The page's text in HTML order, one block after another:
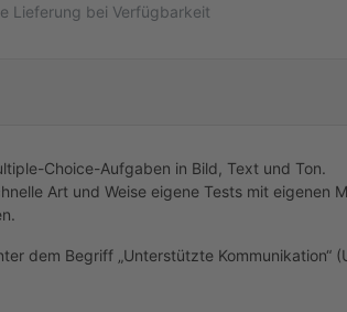
Lieferung bei Verfügbarkeit
Choice-Aufgaben in Bild, Text und Ton.
Art und Weise eigene Tests mit eigenen
dem Begriff „Unterstützte Kommunikation“